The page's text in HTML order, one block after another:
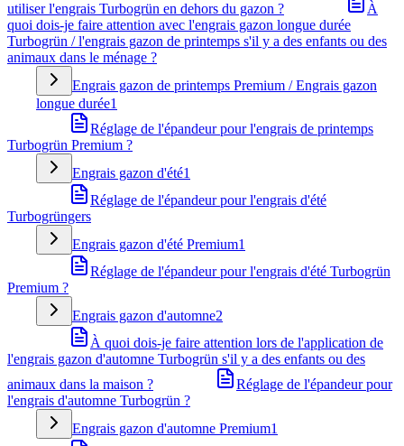
utiliser l'engrais Turbogrün en dehors du gazon ?
À
quoi dois-je faire attention avec l'engrais gazon longue durée
Turbogrün / l'engrais gazon de printemps s'il y a des enfants ou des
animaux dans le ménage ?
Engrais gazon de printemps Premium / Engrais gazon
longue durée1
Réglage de l'épandeur pour l'engrais de printemps
Turbogrün Premium ?
Engrais gazon d'été1
Réglage de l'épandeur pour l'engrais d'été
Turbogrüngers
Engrais gazon d'été Premium1
Réglage de l'épandeur pour l'engrais d'été Turbogrün
Premium ?
Engrais gazon d'automne2
À quoi dois-je faire attention lors de l'application de
l'engrais gazon d'automne Turbogrün s'il y a des enfants ou des
animaux dans la maison ?
Réglage de l'épandeur pour
l'engrais d'automne Turbogrün ?
Engrais gazon d'automne Premium1